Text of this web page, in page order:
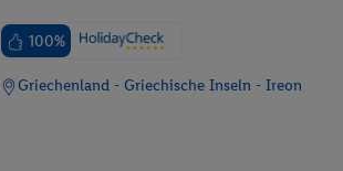
100%
Griechenland - Griechische Inseln - Ireon